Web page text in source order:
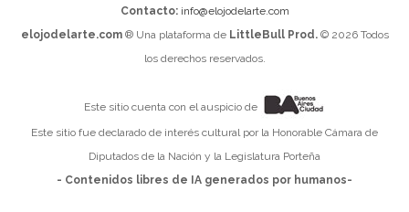
Contacto: info@elojodelarte.com
elojodelarte.com® Una plataforma de LittleBull Prod.© 2026 Todos
los derechos reservados.
Este sitio cuenta con el auspicio de
Este sitio fue declarado de interés cultural por la Honorable Cámara de
Diputados de la Nación y la Legislatura Porteña
- Contenidos libres de IA generados por humanos-